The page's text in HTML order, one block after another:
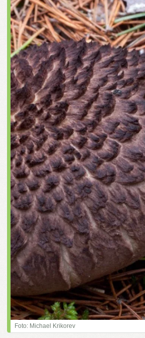
Foto: Michael Krikorev